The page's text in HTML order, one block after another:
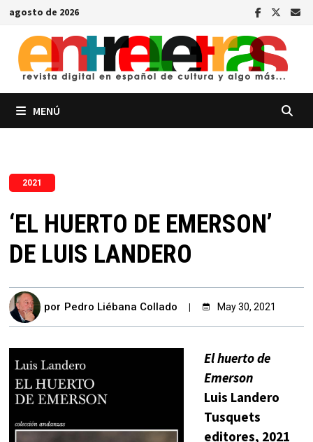
Saltar
contenido
agosto de 2026
MENÚ
2021
‘EL HUERTO DE EMERSON’
DE LUIS LANDERO
por Pedro Liébana Collado May 30, 2021
El huerto de
Emerson
Luis Landero
Tusquets
editores, 2021